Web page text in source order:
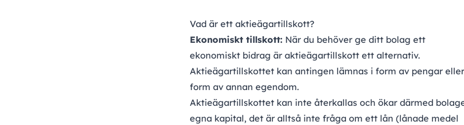
Vad är ett aktieägartillskott?
Ekonomiskt tillskott: När du behöver ge ditt bolag ett
ekonomiskt bidrag är aktieägartillskott ett alternativ.
Aktieägartillskottet kan antingen lämnas i form av pengar
form av annan egendom.
Aktieägartillskottet kan inte återkallas och ökar därmed
egna kapital, det är alltså inte fråga om ett lån (lånade medel